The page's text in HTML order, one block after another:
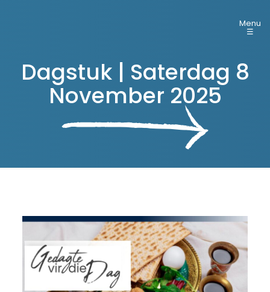
Menu
☰
Dagstuk | Saterdag 8
November 2025